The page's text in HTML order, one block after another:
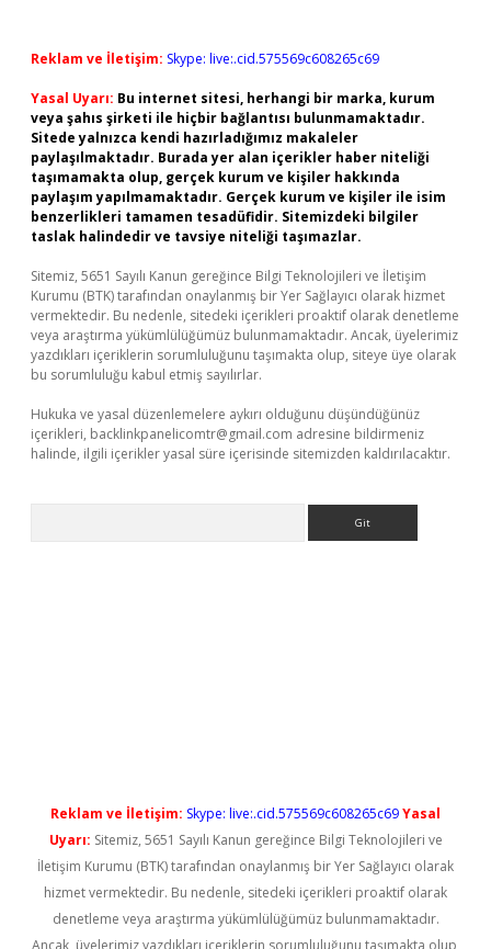
Reklam ve İletişim: Skype: live:.cid.575569c608265c69
Yasal Uyarı: Bu internet sitesi, herhangi bir marka, kurum
veya şahıs şirketi ile hiçbir bağlantısı bulunmamaktadır.
Sitede yalnızca kendi hazırladığımız makaleler
paylaşılmaktadır. Burada yer alan içerikler haber niteliği
taşımamakta olup, gerçek kurum ve kişiler hakkında
paylaşım yapılmamaktadır. Gerçek kurum ve kişiler ile isim
benzerlikleri tamamen tesadüfidir. Sitemizdeki bilgiler
taslak halindedir ve tavsiye niteliği taşımazlar.
Sitemiz, 5651 Sayılı Kanun gereğince Bilgi Teknolojileri ve İletişim
Kurumu (BTK) tarafından onaylanmış bir Yer Sağlayıcı olarak hizmet
vermektedir. Bu nedenle, sitedeki içerikleri proaktif olarak denetleme
veya araştırma yükümlülüğümüz bulunmamaktadır. Ancak, üyelerimiz
yazdıkları içeriklerin sorumluluğunu taşımakta olup, siteye üye olarak
bu sorumluluğu kabul etmiş sayılırlar.
Hukuka ve yasal düzenlemelere aykırı olduğunu düşündüğünüz
içerikleri, backlinkpanelicomtr@gmail.com adresine bildirmeniz
halinde, ilgili içerikler yasal süre içerisinde sitemizden kaldırılacaktır.
Reklam ve İletişim: Skype: live:.cid.575569c608265c69Yasal
Uyarı: Sitemiz, 5651 Sayılı Kanun gereğince Bilgi Teknolojileri ve
İletişim Kurumu (BTK) tarafından onaylanmış bir Yer Sağlayıcı olarak
hizmet vermektedir. Bu nedenle, sitedeki içerikleri proaktif olarak
denetleme veya araştırma yükümlülüğümüz bulunmamaktadır.
Ancak, üyelerimiz yazdıkları içeriklerin sorumluluğunu taşımakta olup,